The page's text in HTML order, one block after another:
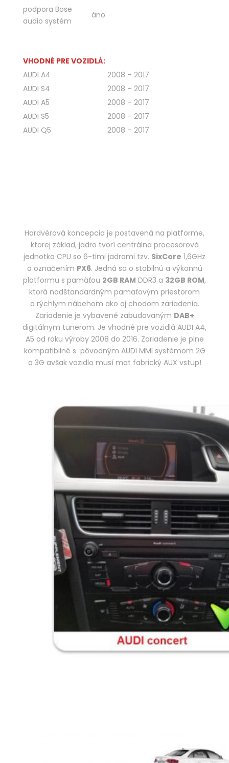
podpora Bose
audio systém
áno
VHODNÉ PRE VOZIDLÁ:
AUDI A4
2008 – 2017
AUDI S4
2008 – 2017
AUDI A5
2008 – 2017
AUDI S5
2008 – 2017
AUDI Q5
2008 – 2017
Hardvérová koncepcia je postavená na platforme,
ktorej základ, jadro tvorí centrálna procesorová
jednotka CPU so 6-timi jadrami tzv. SixCore 1,6GHz
a označením PX6. Jedná sa o stabilnú a výkonnú
platformu s pamäťou 2GB RAM DDR3 a 32GB ROM,
ktorá nadštandardným pamäťovým priestorom
a rýchlym nábehom ako aj chodom zariadenia.
Zariadenie je vybavené zabudovaným DAB+
digitálnym tunerom. Je vhodné pre vozidlá AUDI A4,
A5 od roku výroby 2008 do 2016. Zariadenie je plne
kompatibilné s pôvodným AUDI MMI systémom 2G
a 3G avšak vozidlo musí mat fabrický AUX vstup!